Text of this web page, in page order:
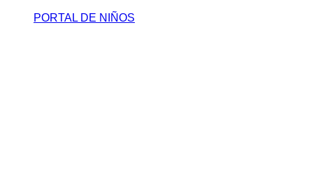
PORTAL DE NIÑOS